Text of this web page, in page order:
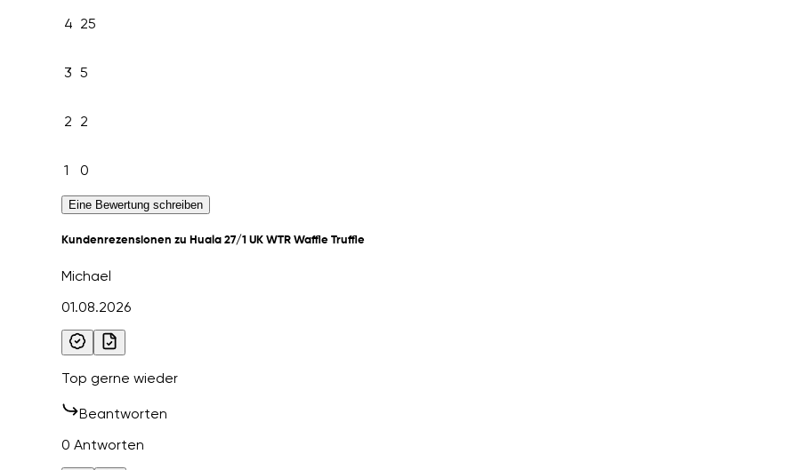
4 25
3 5
2 2
1 0
Eine Bewertung schreiben
Kundenrezensionen zu Huala 27/1 UK WTR Waffle Truffle
Michael
01.08.2026
Top gerne wieder
Beantworten
0 Antworten